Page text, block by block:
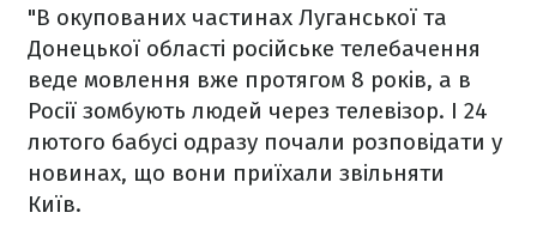
"В окупованих частинах Луганської та
Донецької області російське телебачення
веде мовлення вже протягом 8 років, а в
Росії зомбують людей через телевізор. І 24
лютого бабусі одразу почали розповідати у
новинах, що вони приїхали звільняти
Київ.